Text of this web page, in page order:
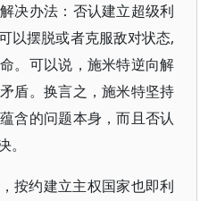
决办法：否认建立超级利
以摆脱或者克服敌对状态,
。可以说，施米特逆向解
盾。换言之，施米特坚持
含的问题本身，而且否认
按约建立主权国家也即利